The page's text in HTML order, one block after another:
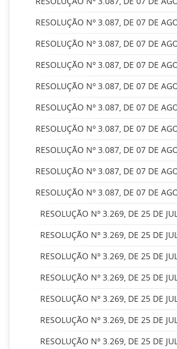
RESOLUÇÃO Nº 3.087, DE 07 DE
RESOLUÇÃO Nº 3.087, DE 07 DE
RESOLUÇÃO Nº 3.087, DE 07 DE
RESOLUÇÃO Nº 3.087, DE 07 DE
RESOLUÇÃO Nº 3.087, DE 07 DE
RESOLUÇÃO Nº 3.087, DE 07 DE
RESOLUÇÃO Nº 3.087, DE 07 DE
RESOLUÇÃO Nº 3.087, DE 07 DE
RESOLUÇÃO Nº 3.087, DE 07 DE
RESOLUÇÃO Nº 3.269, DE 25 DE
RESOLUÇÃO Nº 3.269, DE 25 DE
RESOLUÇÃO Nº 3.269, DE 25 DE
RESOLUÇÃO Nº 3.269, DE 25 DE
RESOLUÇÃO Nº 3.269, DE 25 DE
RESOLUÇÃO Nº 3.269, DE 25 DE
RESOLUÇÃO Nº 3.269, DE 25 DE